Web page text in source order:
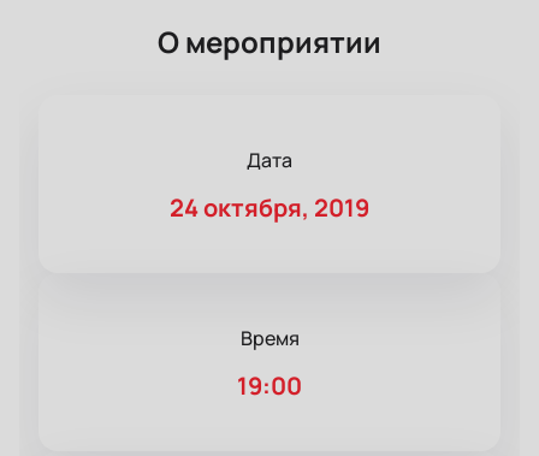
О мероприятии
Дата
24 октября, 2019
Время
19:00